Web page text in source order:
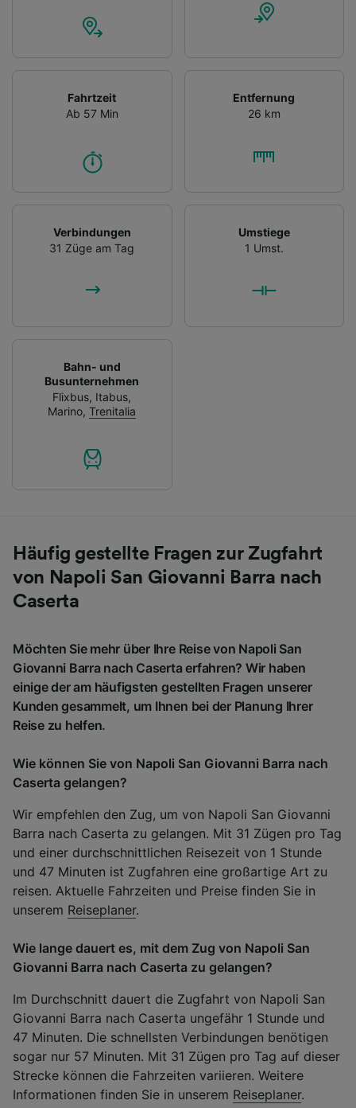
Fahrtzeit
Ab 57 Min
Entfernung
26 km
Verbindungen
31 Züge am Tag
Umstiege
1 Umst.
Bahn- und
Busunternehmen
Flixbus, Itabus,
Marino,Trenitalia
Häufig gestellte Fragen zur Zugfahrt
von Napoli San Giovanni Barra nach
Caserta
Möchten Sie mehr über Ihre Reise von Napoli San
Giovanni Barra nach Caserta erfahren? Wir haben
einige der am häufigsten gestellten Fragen unserer
Kunden gesammelt, um Ihnen bei der Planung Ihrer
Reise zu helfen.
Wie können Sie von Napoli San Giovanni Barra nach
Caserta gelangen?
Wir empfehlen den Zug, um von Napoli San Giovanni
Barra nach Caserta zu gelangen. Mit 31 Zügen pro Tag
und einer durchschnittlichen Reisezeit von 1 Stunde
und 47 Minuten ist Zugfahren eine großartige Art zu
reisen. Aktuelle Fahrzeiten und Preise finden Sie in
unserem Reiseplaner.
Wie lange dauert es, mit dem Zug von Napoli San
Giovanni Barra nach Caserta zu gelangen?
Im Durchschnitt dauert die Zugfahrt von Napoli San
Giovanni Barra nach Caserta ungefähr 1 Stunde und
47 Minuten. Die schnellsten Verbindungen benötigen
sogar nur 57 Minuten. Mit 31 Zügen pro Tag auf dieser
Strecke können die Fahrzeiten variieren. Weitere
Informationen finden Sie in unserem Reiseplaner.